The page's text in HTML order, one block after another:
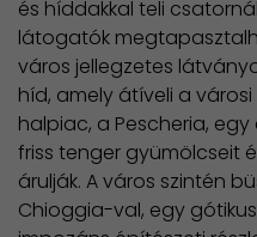
és híddakkal teli
látogatók
város jellegzetes
híd, amely átíveli a
halpiac, a Pescheria, egy
friss tenger gyümölcseit
árulják. A város szintén
Chioggia-val, egy